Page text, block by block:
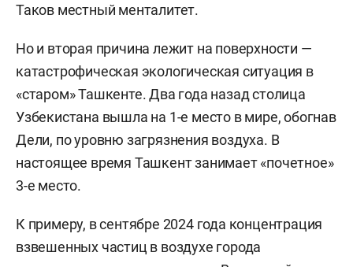
Таков местный менталитет.
Но и вторая причина лежит на поверхности —
катастрофическая экологическая ситуация в
«старом» Ташкенте. Два года назад столица
Узбекистана вышла на 1-е место в мире, обогнав
Дели, по уровню загрязнения воздуха. В
настоящее время Ташкент занимает «почетное»
3-е место.
К примеру, в сентябре 2024 года концентрация
взвешенных частиц в воздухе города